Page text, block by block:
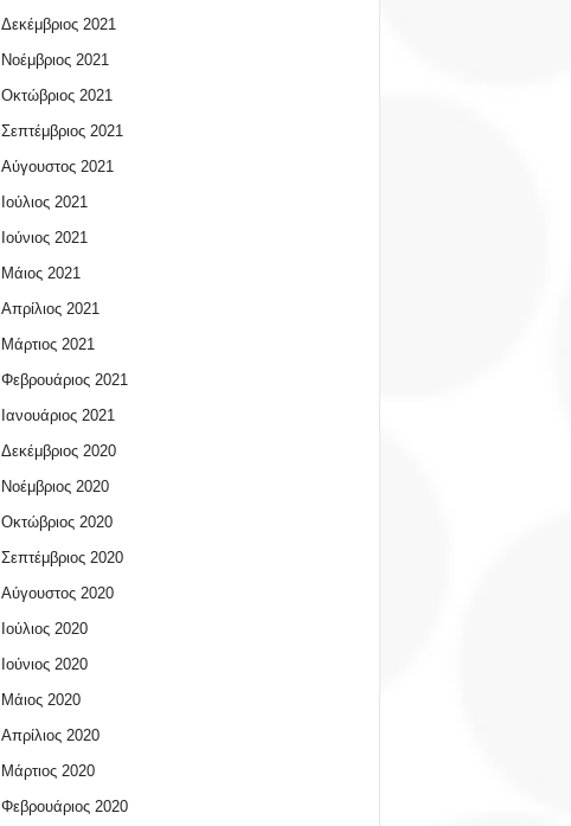
Δεκέμβριος 2021
Νοέμβριος 2021
Οκτώβριος 2021
Σεπτέμβριος 2021
Αύγουστος 2021
Ιούλιος 2021
Ιούνιος 2021
Μάιος 2021
Απρίλιος 2021
Μάρτιος 2021
Φεβρουάριος 2021
Ιανουάριος 2021
Δεκέμβριος 2020
Νοέμβριος 2020
Οκτώβριος 2020
Σεπτέμβριος 2020
Αύγουστος 2020
Ιούλιος 2020
Ιούνιος 2020
Μάιος 2020
Απρίλιος 2020
Μάρτιος 2020
Φεβρουάριος 2020